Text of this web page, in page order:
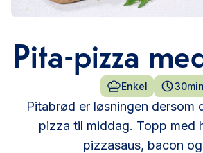
Pita-pizza
Enkel 30min
Pitabrød er løsningen dersom
pizza til middag. Topp med
pizzasaus, bacon